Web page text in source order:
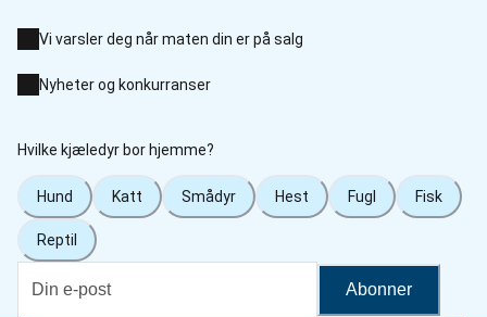
Vi varsler deg når maten din er på salg
Nyheter og konkurranser
Hvilke kjæledyr bor hjemme?
Hund Katt Smådyr Hest Fugl Fisk
Reptil
Abonner